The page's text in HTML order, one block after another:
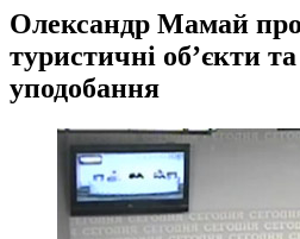
Олександр Мамай про
туристичні об’єкти
уподобання